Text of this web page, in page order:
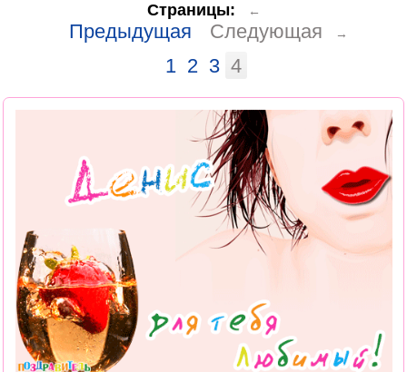
Страницы: ←
Предыдущая Следующая →
1 2 3 4